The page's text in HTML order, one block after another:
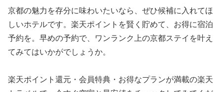
京都の魅力を存分に味わいたいなら、ぜひ候補に入れてほ
しいホテルです。楽天ポイントを賢く貯めて、お得に宿泊
予約を。早めの予約で、ワンランク上の京都ステイを叶え
てみてはいかがでしょうか。
楽天ポイント還元・会員特典・お得なプランが満載の楽天